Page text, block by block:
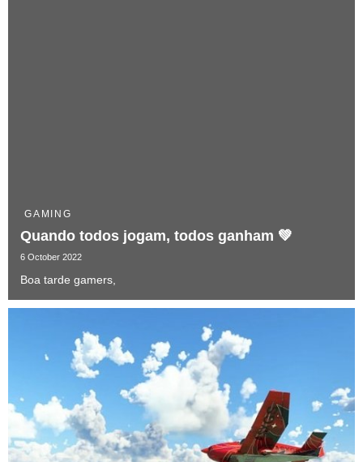
GAMING
Quando todos jogam, todos ganham 💚
6 October 2022
Boa tarde gamers,